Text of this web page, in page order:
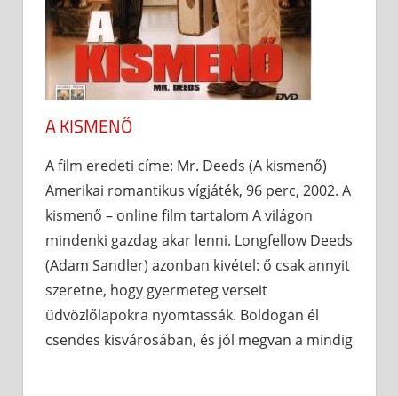
A KISMENŐ
A film eredeti címe: Mr. Deeds (A kismenő)
Amerikai romantikus vígjáték, 96 perc, 2002. A
kismenő – online film tartalom A világon
mindenki gazdag akar lenni. Longfellow Deeds
(Adam Sandler) azonban kivétel: ő csak annyit
szeretne, hogy gyermeteg verseit
üdvözlőlapokra nyomtassák. Boldogan él
csendes kisvárosában, és jól megvan a mindig